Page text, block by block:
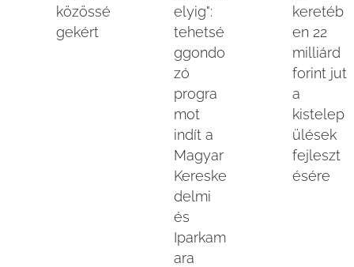
közössé
gekért
elyig":
tehetsé
ggondo
zó
progra
mot
indít a
Magyar
Kereske
delmi
és
Iparkam
ara
keretéb
en 22
milliárd
forint jut
a
kistelep
ülések
fejleszt
ésére